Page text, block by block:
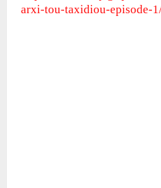
arxi-tou-taxidiou-episode-